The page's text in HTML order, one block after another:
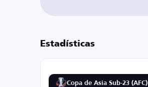
Estadísticas
Copa de Asia Sub-23 (AFC)